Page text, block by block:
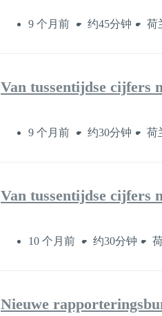
9 个月前 约45分钟 荷
Van tussentijdse cijfers
9 个月前 约30分钟 荷
Van tussentijdse cijfers
10 个月前 约30分钟
Nieuwe